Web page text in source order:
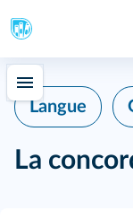
Langue
La